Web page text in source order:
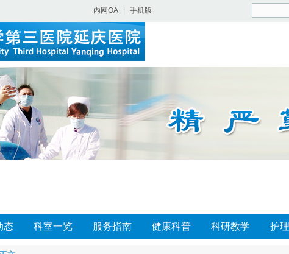
内网OA 手机版
态 科室一览 服务指南 健康科普 科研教学 护